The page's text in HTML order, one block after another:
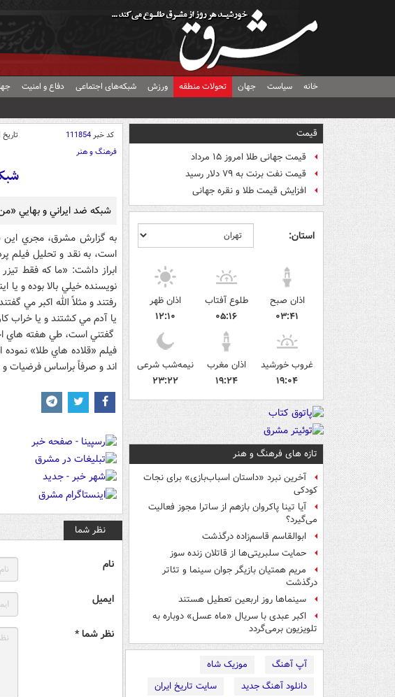
خانه سیاست جهان تحولات منطقه ورزش شبکه‌های اجتماعی دفاع و امنیت
قیمت
قیمت جهانی طلا امروز ۱۵ مرداد
قیمت نفت برنت به ۷۹ دلار رسید
افزایش قیمت طلا و نقره جهانی
استان:
اذان صبح
۰۳:۴۱
طلوع آفتاب
۰۵:۱۶
اذان ظهر
۱۲:۱۰
غروب خورشید
۱۹:۰۴
اذان مغرب
۱۹:۲۴
نیمه‌شب شرعی
۲۳:۲۲
تازه های فرهنگ و هنر
آخرین نبرد «داستان اسباب‌بازی» برای نجات
کودکی
آیا تینا پاکروان بازهم از ساترا مجوز فعالیت
می‌گیرد؟
ابوالقاسم قاسم‌زاده درگذشت
حمایت سلبریتی‌ها از قاتلان زنده سوز
مریم همتیان بازیگر جوان سینما و تئاتر
درگذشت
سینماها روز اربعین تعطیل هستند
اکبر عبدی با سریال «ماه عسل» دوباره به
تلویزیون برمی‌گردد
آپ آهنگ
موزیک شاه
دانلود آهنگ جدید
سایت تاریخ ایران
کد خبر111854 تاریخ
فرهنگ و هنر
شبكه ضد ايراني و بهايي
به گزارش مشرق، مجري اين
است، به نقد و تحليل فيلم
ابراز داشت: «ما كه فقط
رفتند و مثلاً الله اكبر مي
يا آدم مي كشتند و يا خراب
گفتني است، طي هفته هاي
فيلم «قلاده هاي طلا»
اند و صرفاً براساس فرضيات
نظر شما
نام
ایمیل
نظر شما *